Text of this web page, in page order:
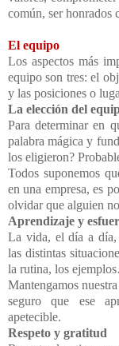
común, ser honrados
El equipo
Los aspectos más
equipo son tres: el
y las posiciones o
La elección del
Para determinar en
palabra mágica y
los eligieron?
Todos suponemos
en una empresa, es
olvidar que alguien
Aprendizaje y
La vida, el día a día,
las distintas
la rutina, los
Mantengamos
seguro que ese
apetecible.
Respeto y gratitud